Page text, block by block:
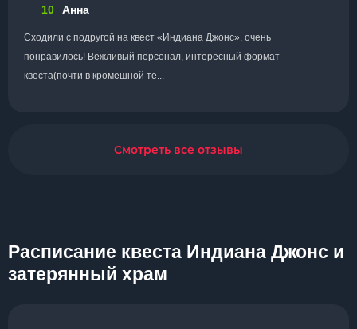
10 Анна
Сходили с подругой на квест «Индиана Джонс», очень
понравилось! Вежливый персонал, интересный формат
квеста(почти в кромешной те...
Смотреть все отзывы
Расписание квеста Индиана Джонс и
затерянный храм